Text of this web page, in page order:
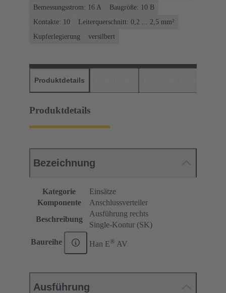
Bemessungsstrom: ‌16 A
Baugröße: 10 B
Kontakte: 10
Leiterquerschnitt: 0,2 ... 2,5 mm²
Kupferlegierung
versilbert
Produktdetails
Produktdetails
Bezeichnung
Kategorie
Einsätze
Komponente
Anschlussverteiler
Beschreibung
Ausführung rechts
Single-Kontur (SK)
Baureihe Han E® AV
Ausführung